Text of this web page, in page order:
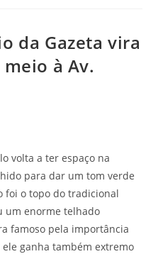
da Gazeta vira
à Av.
volta a ter espaço na
para dar um tom verde
foi o topo do tradicional
um enorme telhado
famoso pela importância
ganha também extremo